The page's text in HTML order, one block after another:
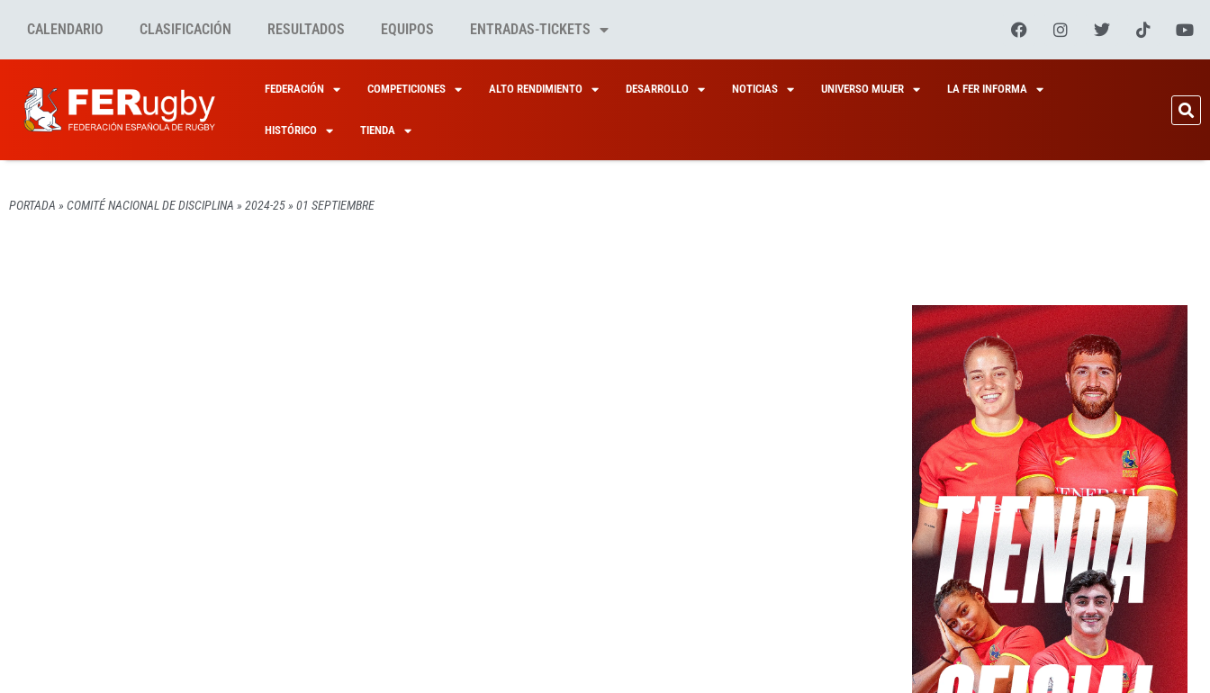
CALENDARIO CLASIFICACIÓN RESULTADOS EQUIPOS ENTRADAS-TICKETS
FEDERACIÓN COMPETICIONES ALTO RENDIMIENTO DESARROLLO NOTICIAS UNIVERSO MUJER LA FER INFORMA
HISTÓRICO TIENDA
PORTADA » COMITÉ NACIONAL DE DISCIPLINA » 2024-25» 01 SEPTIEMBRE